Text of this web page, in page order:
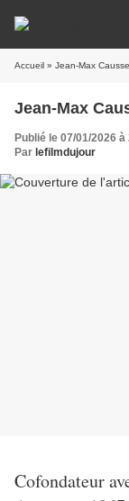
Accueil » Jean-Max
Jean-Max
Publié le 07/01/2026 à
Par lefilmdujour
Cofondateur